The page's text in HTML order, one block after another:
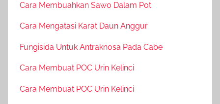
Cara Membuahkan Sawo Dalam Pot
Cara Mengatasi Karat Daun Anggur
Fungisida Untuk Antraknosa Pada Cabe
Cara Membuat POC Urin Kelinci
Cara Membuat POC Urin Kelinci